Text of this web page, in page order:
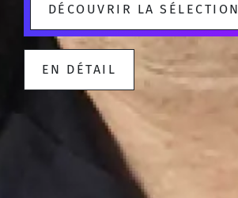
DÉCOUVRIR LA SÉLECTION
EN DÉTAIL